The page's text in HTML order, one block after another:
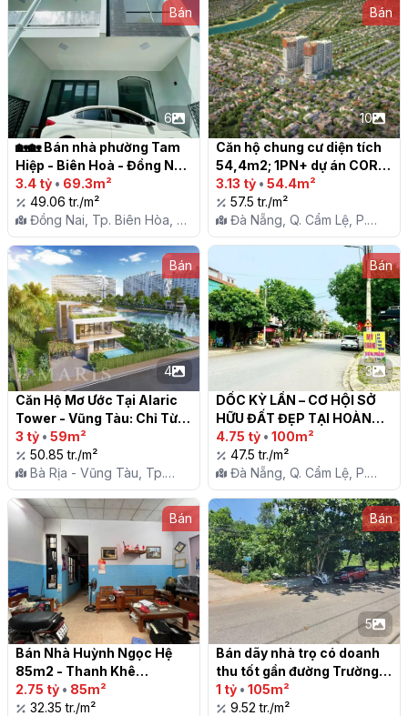
Bán
6
🏡🏡 Bán nhà phường Tam
Hiệp - Biên Hoà - Đồng Nai
3.4 tỷ • 69.3m²
49.06 tr./m²
Đồng Nai, Tp. Biên Hòa, P.
Tân Hiệp
Bán
10
Căn hộ chung cư diện tích
54,4m2; 1PN+ dự án CORA
Tower Đà Nẵng
3.13 tỷ • 54.4m²
57.5 tr./m²
Đà Nẵng, Q. Cẩm Lệ, P.
Hòa Xuân
Bán
4
Căn Hộ Mơ Ước Tại Alaric
Tower - Vũng Tàu: Chỉ Từ
618 Triệu VND!
3 tỷ • 59m²
50.85 tr./m²
Bà Rịa - Vũng Tàu, Tp.
Vũng Tàu, P. 10
Bán
3
DỐC KỲ LẦN – CƠ HỘI SỞ
HỮU ĐẤT ĐẸP TẠI HOÀNG
MINH GIÁM!
4.75 tỷ • 100m²
47.5 tr./m²
Đà Nẵng, Q. Cẩm Lệ, P.
Hòa Xuân
Bán
Bán Nhà Huỳnh Ngọc Hệ
85m2 - Thanh Khê
2.75 tỷ • 85m²
32.35 tr./m²
Bán
5
Bán dãy nhà trọ có doanh
thu tốt gần đường Trường
Chinh, Q.Cẩm Lệ, TP. Đà
Nẵng
1 tỷ • 105m²
9.52 tr./m²